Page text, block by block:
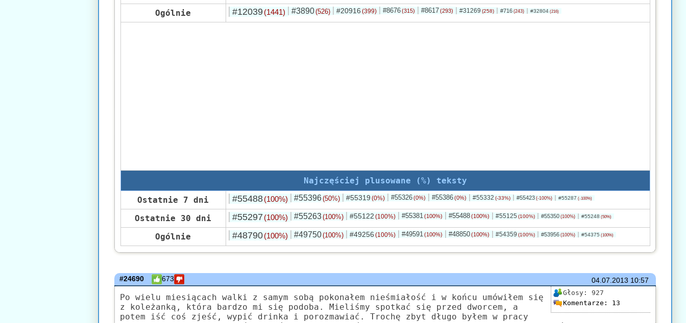
Ogólnie #12039 (1441) #3890(526) #20916 (399) #8676 (315) #8617 (293) #31269 (258) #716 (243) #32804 (216)
Najczęściej plusowane (%) teksty
Ostatnie 7 dni
#55488 (100%) #55396(50%) #55319 (0%) #55326 (0%) #55386 (0%) #55332 (-33%) #55423 (-100%) #55287 (-100%)
Ostatnie 30 dni #55297 (100%) #55263(100%) #55122 (100%) #55381 (100%) #55488 (100%) #55125 (100%) #55350 (100%) #55248 (50%)
Ogólnie #48790 (100%) #49750(100%) #49256 (100%) #49591 (100%) #48850 (100%) #54359 (100%) #53956 (100%) #54375 (100%)
04.07.2013 10:57
#24690 673
Głosy: 927
Komentarze: 13
Po wielu miesiącach walki z samym sobą pokonałem nieśmiałość i w końcu umówiłem się
z koleżanką, która bardzo mi się podoba. Mieliśmy spotkać się przed dworcem, a
potem iść coś zjeść, wypić drinka i porozmawiać. Trochę zbyt długo byłem w pracy